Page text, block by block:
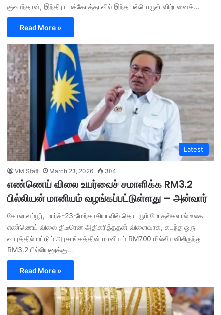
குவாந்தான், இந்திரா மக்கோத்தாவில் இந்த பல்பொருள் விற்பனைக்…
Read More »
Latest
VM Staff March 23, 2026 304
எண்ணெய் விலை உயர்வைச் சமாளிக்க RM3.2
பில்லியன் மானியம் வழங்கப்பட்டுள்ளது – அன்வார்
கோலாலம்பூர், மார்ச்-23-மேற்காசியாவில் தொடரும் மோதல்களால் உலக
எண்ணெய் விலை திடீரென அதிகரித்ததன் விளைவாக, கடந்த ஒரு
வாரத்தில் மட்டும் அரசாங்கத்தின் மானியம் RM700 மில்லியனிலிருந்து
RM3.2 பில்லியனுக்கு…
Read More »